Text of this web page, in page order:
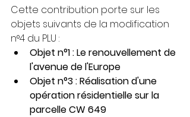
Cette contribution porte sur les
objets suivants de la modification
n°4 du PLU :
Objet n°1 : Le renouvellement de
l'avenue de l'Europe
Objet n°3 : Réalisation d'une
opération résidentielle sur la
parcelle CW 649